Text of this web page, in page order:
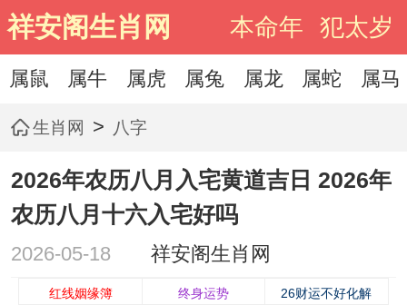
祥安阁生肖网 本命年 犯太岁
属鼠 属牛 属虎 属兔 属龙 属蛇 属马
生肖网 > 八字
2026年农历八月入宅黄道吉日 2026年
农历八月十六入宅好吗
2026-05-18 祥安阁生肖网
红线姻缘簿 终身运势
26财运不好化解